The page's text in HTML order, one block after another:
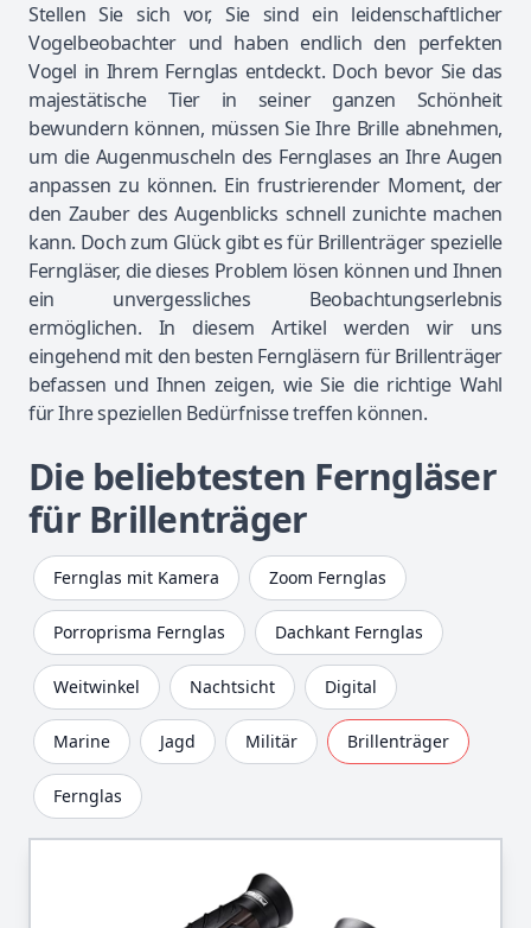
Stellen Sie sich vor, Sie sind ein leidenschaftlicher
Vogelbeobachter und haben endlich den perfekten
Vogel in Ihrem Fernglas entdeckt. Doch bevor Sie das
majestätische Tier in seiner ganzen Schönheit
bewundern können, müssen Sie Ihre Brille abnehmen,
um die Augenmuscheln des Fernglases an Ihre Augen
anpassen zu können. Ein frustrierender Moment, der
den Zauber des Augenblicks schnell zunichte machen
kann. Doch zum Glück gibt es für Brillenträger spezielle
Ferngläser, die dieses Problem lösen können und Ihnen
ein unvergessliches Beobachtungserlebnis
ermöglichen. In diesem Artikel werden wir uns
eingehend mit den besten Ferngläsern für Brillenträger
befassen und Ihnen zeigen, wie Sie die richtige Wahl
für Ihre speziellen Bedürfnisse treffen können.
Die beliebtesten Ferngläser
für Brillenträger
Fernglas mit Kamera Zoom Fernglas
Porroprisma Fernglas Dachkant Fernglas
Weitwinkel Nachtsicht Digital
Marine Jagd Militär Brillenträger
Fernglas